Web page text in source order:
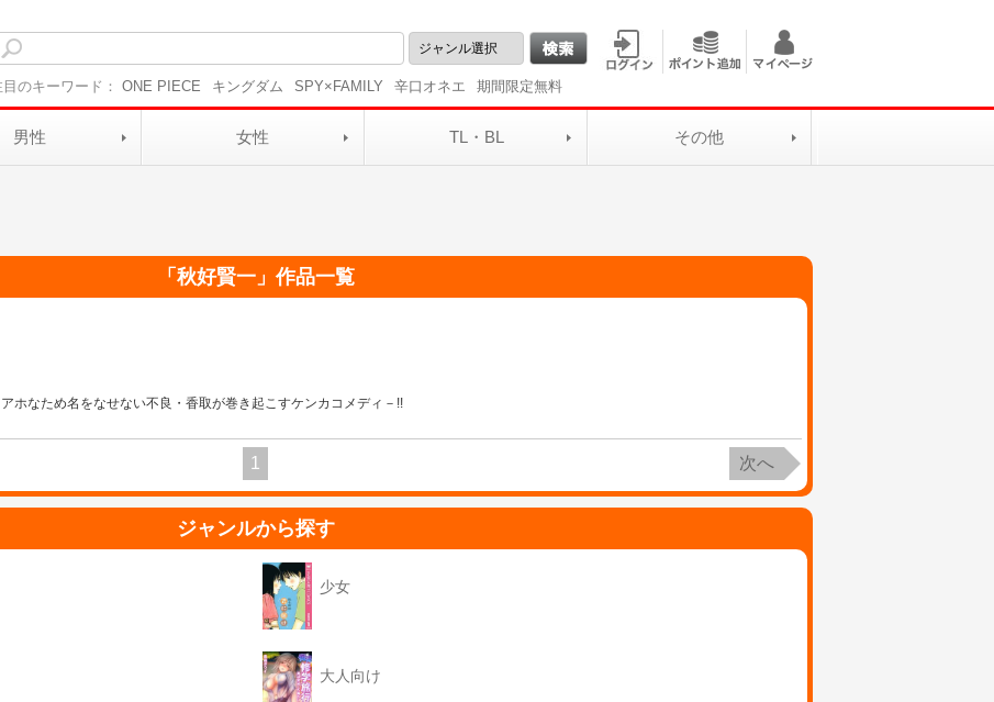
目のキーワード： ONE PIECE キングダム SPY×FAMILY 辛口オネエ 期間限定無料
男性 女性 TL・BL その他
「 秋好賢一」作品一覧
ホなため名をなせない不良・香取が巻き起こすケンカコメディ－!!
1 次へ
ジャンルから探す
少女
大人向け